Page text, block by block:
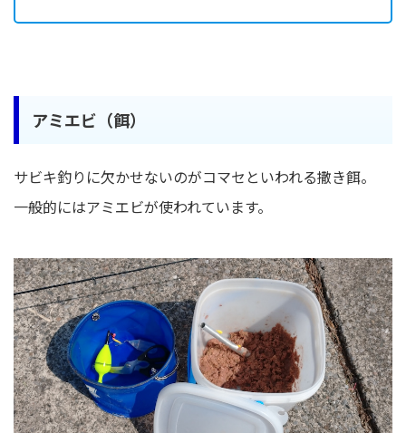
アミエビ（餌）
サビキ釣りに欠かせないのがコマセといわれる撒き餌。
一般的にはアミエビが使われています。